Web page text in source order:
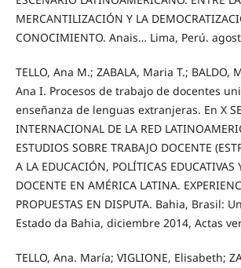
MERCANTILIZACIÓN Y LA
CONOCIMIENTO. Anais… Lima, Perú.
TELLO, Ana M.; ZABALA, Maria T.; BALDO,
Ana I. Procesos de trabajo de docentes
enseñanza de lenguas extranjeras. En X
INTERNACIONAL DE LA RED
ESTUDIOS SOBRE TRABAJO DOCENTE
A LA EDUCACIÓN, POLÍTICAS EDUCATIVAS
DOCENTE EN AMÉRICA LATINA.
PROPUESTAS EN DISPUTA. Bahia, Brasil:
Estado da Bahia, diciembre 2014, Actas
TELLO, Ana. María; VIGLIONE, Elisabeth;